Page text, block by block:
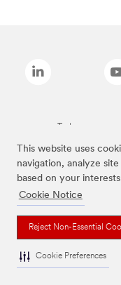
This website uses
navigation, analyze
based on your
Cookie Notice
Reject Non-Essential
Cookie Preferences
Todas as